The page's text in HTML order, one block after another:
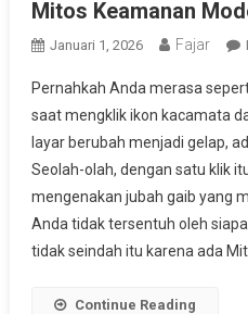
Mitos Keamanan
Januari 1, 2026 Fajar
Pernahkah Anda merasa
saat mengklik ikon kacamata
layar berubah menjadi gelap,
Seolah-olah, dengan satu klik
mengenakan jubah gaib yang
Anda tidak tersentuh oleh
tidak seindah itu karena ada
Continue Reading